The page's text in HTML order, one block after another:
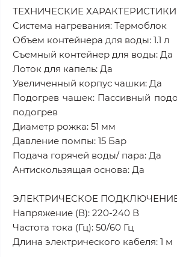
ТЕХНИЧЕСКИЕ ХАРАКТЕРИСТИКИ
Система нагревания: Термоблок
Объем контейнера для воды: 1.1 л
Съемный контейнер для воды: Да
Лоток для капель: Да
Увеличенный корпус чашки: Да
Подогрев чашек: Пассивный
подогрев
Диаметр рожка: 51 мм
Давление помпы: 15 Бар
Подача горячей воды/ пара: Да
Антискользящая основа: Да
ЭЛЕКТРИЧЕСКОЕ
Напряжение (В): 220-240 В
Частота тока (Гц): 50/60 Гц
Длина электрического кабеля: 1 м